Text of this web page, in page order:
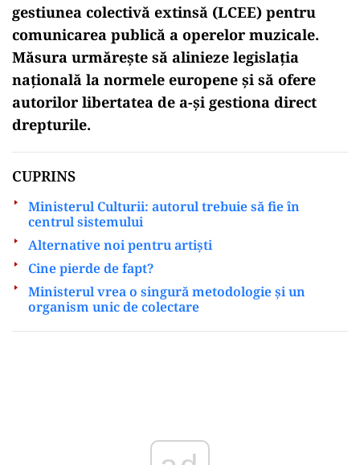
gestiunea colectivă extinsă (LCEE) pentru
comunicarea publică a operelor muzicale.
Măsura urmărește să alinieze legislația
națională la normele europene și să ofere
autorilor libertatea de a-și gestiona direct
drepturile.
CUPRINS
Ministerul Culturii: autorul trebuie să fie în
centrul sistemului
Alternative noi pentru artiști
Cine pierde de fapt?
Ministerul vrea o singură metodologie și un
organism unic de colectare